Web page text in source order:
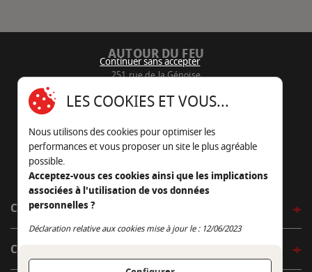
AUTOUR DU FEU
251 rue de la Génoise
05 45 22 98 09
Nous envoyer un e-mail
CÔTÉ OUTDOOR
CÔTÉ INDOOR
Continuer sans accepter
LES COOKIES ET VOUS...
Nous utilisons des cookies pour optimiser les
performances et vous proposer un site le plus agréable
possible.
Acceptez-vous ces cookies ainsi que les implications
associées à l'utilisation de vos données
personnelles ?
Déclaration relative aux cookies mise à jour le : 12/06/2023
Continuer sans accepter